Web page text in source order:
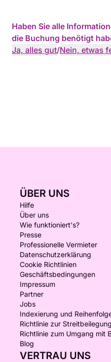
Haben Sie alle
die Buchung benötigt
Ja, alles gut/Nein, etwas
ÜBER UNS
Hilfe
Über uns
Wie funktioniert's?
Presse
Professionelle Vermieter
Datenschutzerklärung
Cookie Richtlinien
Geschäftsbedingungen
Impressum
Partner
Jobs
Indexierung und
Richtlinie zur Streitbeilegung
Richtlinie zum Umgang mit
Blog
VERTRAU UNS